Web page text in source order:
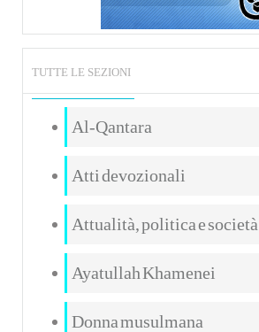
TUTTE LE SEZIONI
Al-Qantara
Atti devozionali
Attualità, politica e società
Ayatullah Khamenei
Donna musulmana